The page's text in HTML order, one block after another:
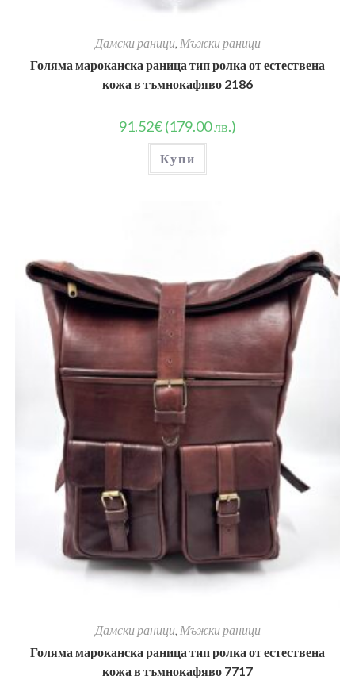
Дамски раници, Мъжки раници
Голяма мароканска раница тип ролка от естествена
кожа в тъмнокафяво 2186
91.52€(179.00 лв.)
Купи
Дамски раници, Мъжки раници
Голяма мароканска раница тип ролка от естествена
кожа в тъмнокафяво 7717